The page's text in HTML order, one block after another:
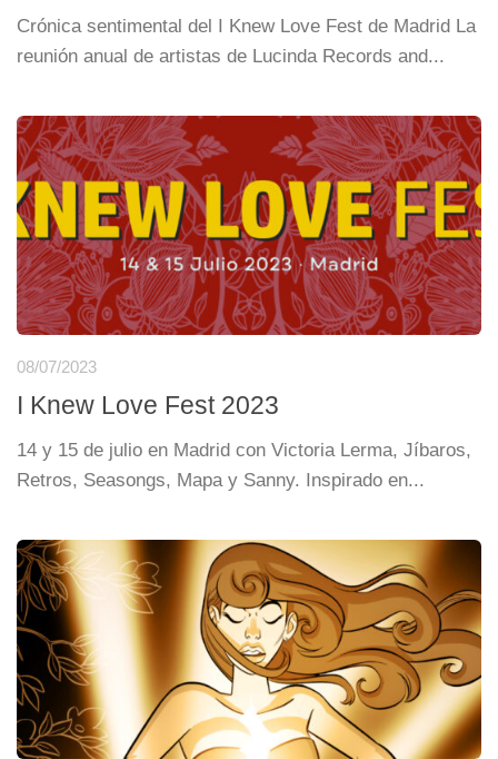
Crónica sentimental del I Knew Love Fest de Madrid La
reunión anual de artistas de Lucinda Records and...
08/07/2023
I Knew Love Fest 2023
14 y 15 de julio en Madrid con Victoria Lerma, Jíbaros,
Retros, Seasongs, Mapa y Sanny. Inspirado en...